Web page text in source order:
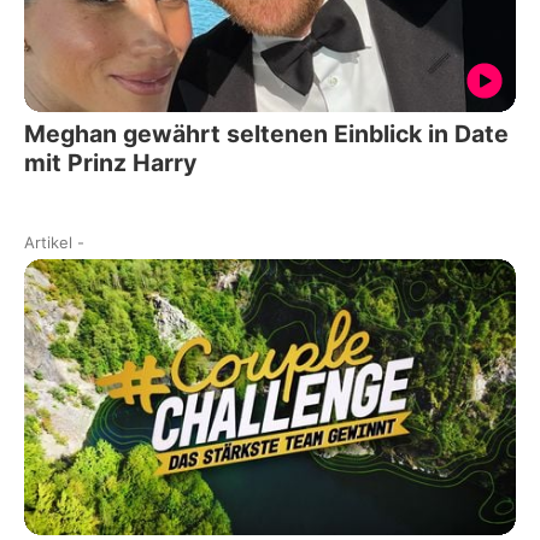
Meghan gewährt seltenen Einblick in Date
mit Prinz Harry
Artikel -